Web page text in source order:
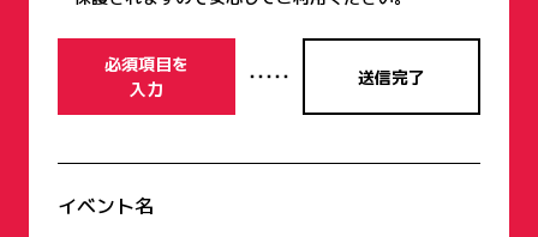
必須項目を
入力
・・・・・ 送信完了
イベント名